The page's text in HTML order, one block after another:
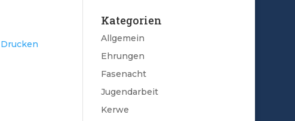
Drucken
Kategorien
Allgemein
Ehrungen
Fasenacht
Jugendarbeit
Kerwe